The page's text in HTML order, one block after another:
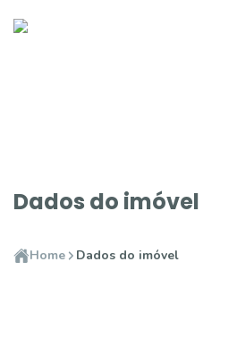
Dados do imóvel
Home Dados do imóvel